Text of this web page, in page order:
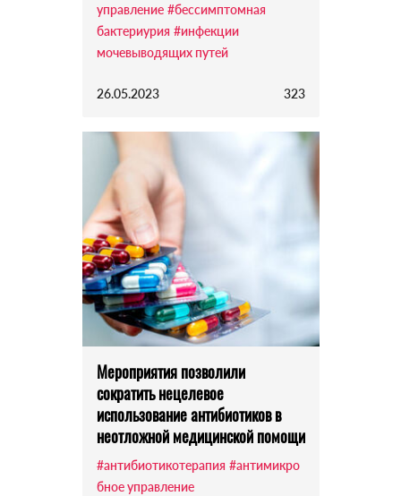
управление #бессимптомная
бактериурия #инфекции
мочевыводящих путей
26.05.2023 323
Мероприятия позволили
сократить нецелевое
использование антибиотиков в
неотложной медицинской помощи
#антибиотикотерапия #антимикро
бное управление